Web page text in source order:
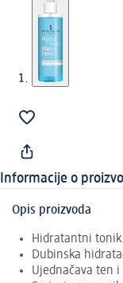
Informacije o
Opis proizvoda
Hidratantni tonik
Dubinska
Ujednačava ten